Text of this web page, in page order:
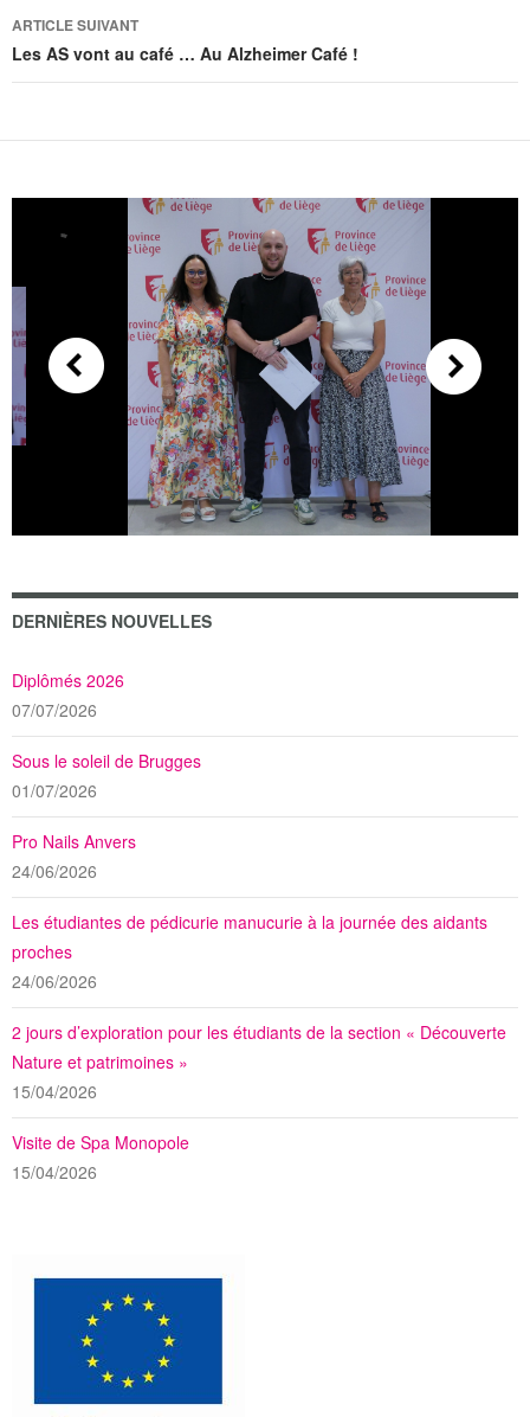
ARTICLE SUIVANT
Les AS vont au café … Au Alzheimer Café !
DERNIÈRES NOUVELLES
Diplômés 2026
07/07/2026
Sous le soleil de Brugges
01/07/2026
Pro Nails Anvers
24/06/2026
Les étudiantes de pédicurie manucurie à la journée des aidants
proches
24/06/2026
2 jours d’exploration pour les étudiants de la section « Découverte
Nature et patrimoines »
15/04/2026
Visite de Spa Monopole
15/04/2026